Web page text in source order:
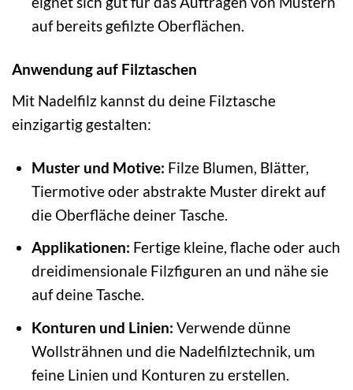
auf bereits gefilzte Oberflächen.
Anwendung auf Filztaschen
Mit Nadelfilz kannst du deine Filztasche
einzigartig gestalten:
Muster und Motive: Filze Blumen, Blätter,
Tiermotive oder abstrakte Muster direkt auf
die Oberfläche deiner Tasche.
Applikationen: Fertige kleine, flache oder auch
dreidimensionale Filzfiguren an und nähe sie
auf deine Tasche.
Konturen und Linien: Verwende dünne
Wollsträhnen und die Nadelfilztechnik, um
feine Linien und Konturen zu erstellen.